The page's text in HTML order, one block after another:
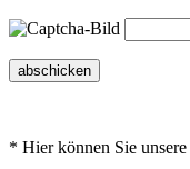
abschicken
* Hier können Sie unsere